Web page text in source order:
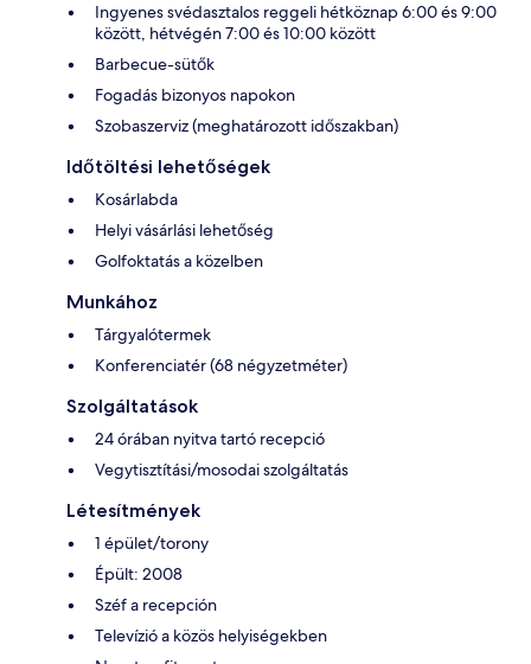
Ingyenes svédasztalos reggeli hétköznap 6:00 és 9:00
között, hétvégén 7:00 és 10:00 között
Barbecue-sütők
Fogadás bizonyos napokon
Szobaszerviz (meghatározott időszakban)
Időtöltési lehetőségek
Kosárlabda
Helyi vásárlási lehetőség
Golfoktatás a közelben
Munkához
Tárgyalótermek
Konferenciatér (68 négyzetméter)
Szolgáltatások
24 órában nyitva tartó recepció
Vegytisztítási/mosodai szolgáltatás
Létesítmények
1 épület/torony
Épült: 2008
Széf a recepción
Televízió a közös helyiségekben